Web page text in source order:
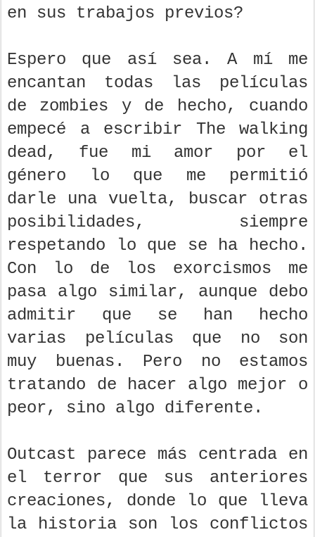
en sus trabajos previos?
Espero que así sea. A mí me
encantan todas las películas
de zombies y de hecho, cuando
empecé a escribir The walking
dead, fue mi amor por el
género lo que me permitió
darle una vuelta, buscar otras
posibilidades, siempre
respetando lo que se ha hecho.
Con lo de los exorcismos me
pasa algo similar, aunque debo
admitir que se han hecho
varias películas que no son
muy buenas. Pero no estamos
tratando de hacer algo mejor o
peor, sino algo diferente.
Outcast parece más centrada en
el terror que sus anteriores
creaciones, donde lo que lleva
la historia son los conflictos